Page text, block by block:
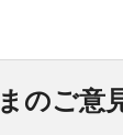
のご意